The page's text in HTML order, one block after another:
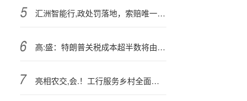
汇洲智能行,政处罚落地，索赔唯一窗口敲定
高:盛：特朗普关税成本超半数将由美国消费者承担
亮相农交,会.！工行服务乡村全面振兴结硕果